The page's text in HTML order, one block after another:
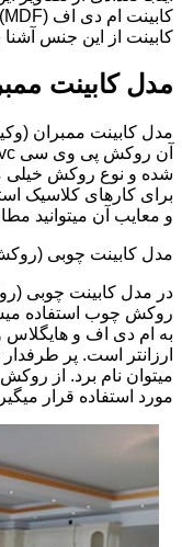
کابینت از این جنس
مدل کابینت
مدل کابینت ممبران
شده و نوع روکش خیلی
برای کارهای کلاسیک
و معایب آن میتوانید
مدل کابینت چوبی
در مدل کابینت چوبی
روکش چوب استفاده
به ام دی اف و هایگلاس
ارزانتر است. پر
میتوان نام برد. از
مورد استفاده قرار